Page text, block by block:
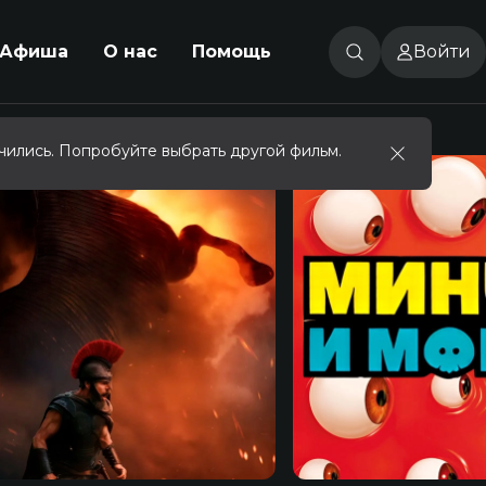
Афиша О нас Помощь Войти
Попробуйте выбрать другой фильм.